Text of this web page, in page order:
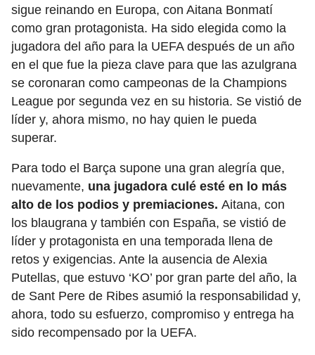
sigue reinando en Europa, con Aitana Bonmatí
como gran protagonista. Ha sido elegida como la
jugadora del año para la UEFA después de un año
en el que fue la pieza clave para que las azulgrana
se coronaran como campeonas de la Champions
League por segunda vez en su historia. Se vistió de
líder y, ahora mismo, no hay quien le pueda
superar.
Para todo el Barça supone una gran alegría que,
nuevamente, una jugadora culé esté en lo más
alto de los podios y premiaciones. Aitana, con
los blaugrana y también con España, se vistió de
líder y protagonista en una temporada llena de
retos y exigencias. Ante la ausencia de Alexia
Putellas, que estuvo ‘KO’ por gran parte del año, la
de Sant Pere de Ribes asumió la responsabilidad y,
ahora, todo su esfuerzo, compromiso y entrega ha
sido recompensado por la UEFA.